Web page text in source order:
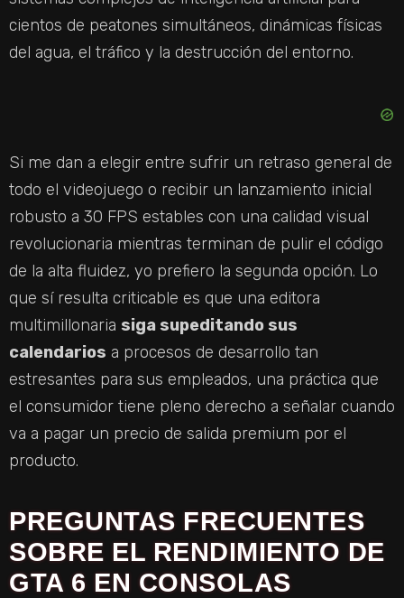
cientos de peatones simultáneos, dinámicas físicas
del agua, el tráfico y la destrucción del entorno.
Si me dan a elegir entre sufrir un retraso general de
todo el videojuego o recibir un lanzamiento inicial
robusto a 30 FPS estables con una calidad visual
revolucionaria mientras terminan de pulir el código
de la alta fluidez, yo prefiero la segunda opción. Lo
que sí resulta criticable es que una editora
multimillonaria siga supeditando sus
calendarios a procesos de desarrollo tan
estresantes para sus empleados, una práctica que
el consumidor tiene pleno derecho a señalar cuando
va a pagar un precio de salida premium por el
producto.
PREGUNTAS FRECUENTES
SOBRE EL RENDIMIENTO DE
GTA 6 EN CONSOLAS